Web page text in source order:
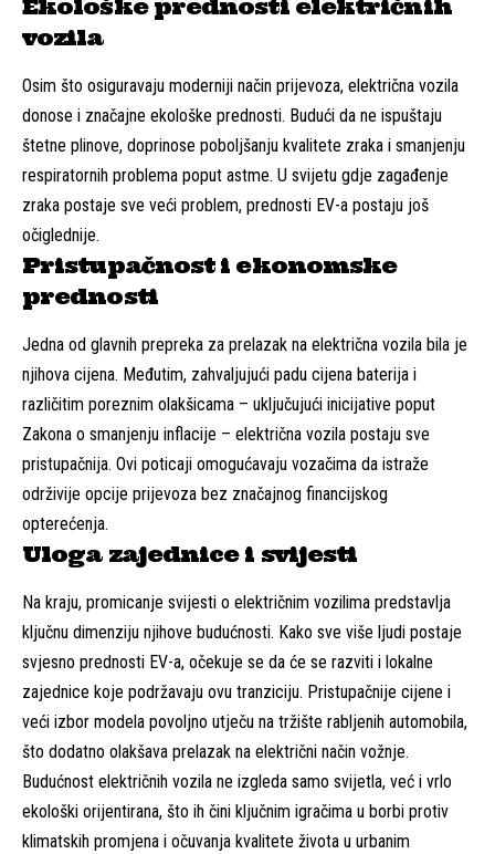
Ekološke prednosti električnih
vozila
Osim što osiguravaju moderniji način prijevoza, električna vozila
donose i značajne ekološke prednosti. Budući da ne ispuštaju
štetne plinove, doprinose poboljšanju kvalitete zraka i smanjenju
respiratornih problema poput astme. U svijetu gdje zagađenje
zraka postaje sve veći problem, prednosti EV-a postaju još
očiglednije.
Pristupačnost i ekonomske
prednosti
Jedna od glavnih prepreka za prelazak na električna vozila bila je
njihova cijena. Međutim, zahvaljujući padu cijena baterija i
različitim poreznim olakšicama – uključujući inicijative poput
Zakona o smanjenju inflacije – električna vozila postaju sve
pristupačnija. Ovi poticaji omogućavaju vozačima da istraže
održivije opcije prijevoza bez značajnog financijskog
opterećenja.
Uloga zajednice i svijesti
Na kraju, promicanje svijesti o električnim vozilima predstavlja
ključnu dimenziju njihove budućnosti. Kako sve više ljudi postaje
svjesno prednosti EV-a, očekuje se da će se razviti i lokalne
zajednice koje podržavaju ovu tranziciju. Pristupačnije cijene i
veći izbor modela povoljno utječu na tržište rabljenih automobila,
što dodatno olakšava prelazak na električni način vožnje.
Budućnost električnih vozila ne izgleda samo svijetla, već i vrlo
ekološki orijentirana, što ih čini ključnim igračima u borbi protiv
klimatskih promjena i očuvanja kvalitete života u urbanim